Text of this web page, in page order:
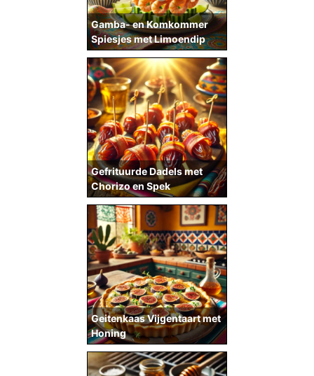
Gamba- en Komkommer
Spiesjes met Limoendip
Gefrituurde Dadels met
Chorizo en Spek
Geitenkaas Vijgentaart met
Honing